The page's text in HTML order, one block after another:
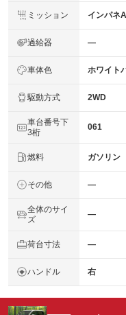
ミッション インパネ
過給器 ―
車体色 ホワイト
駆動方式 2WD
車台番号下
3桁
061
燃料 ガソリン
その他 ―
全体のサイ
ズ
―
荷台寸法 ―
ハンドル 右